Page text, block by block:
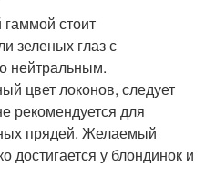
стоит
зеленых глаз с
нейтральным.
цвет локонов, следует
рекомендуется для
прядей. Желаемый
достигается у блондинок и